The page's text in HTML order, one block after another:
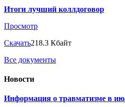
Итоги лучший коллдоговор
Просмотр
Скачать218.3 Кбайт
Все документы
Новости
Информация о травматизме в